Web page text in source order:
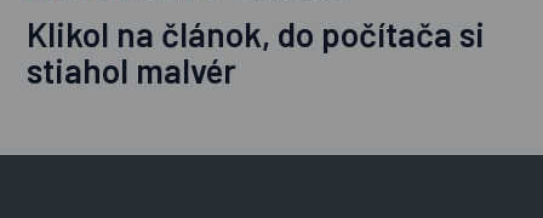
Klikol na článok, do počítača si
stiahol malvér